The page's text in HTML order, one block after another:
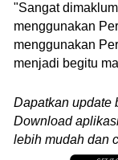
"Sangat
menggunakan
menggunakan
menjadi begitu
Dapatkan update
Download
lebih mudah dan